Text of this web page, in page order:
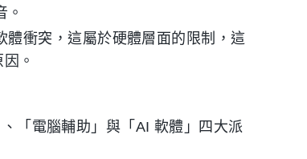
。
衝突，這屬於硬體層面的限制，這
。
「電腦輔助」與「AI 軟體」四大派